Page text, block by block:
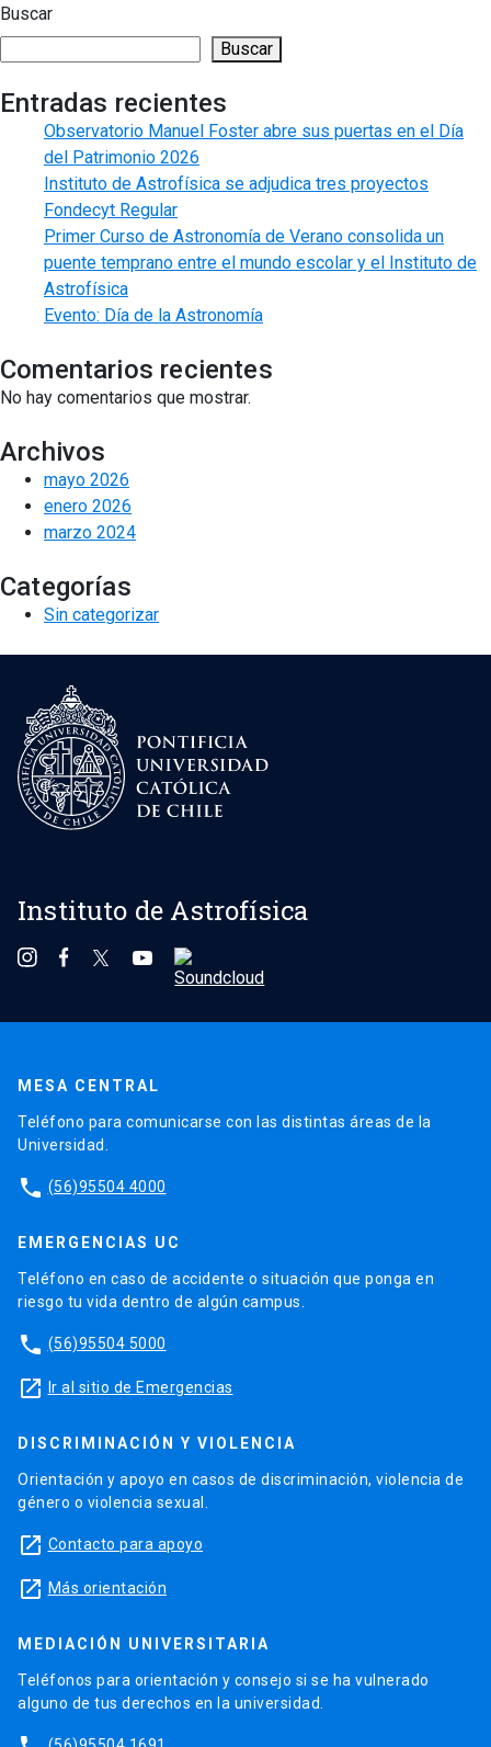
Buscar
Buscar
Entradas recientes
Observatorio Manuel Foster abre sus puertas en el Día
del Patrimonio 2026
Instituto de Astrofísica se adjudica tres proyectos
Fondecyt Regular
Primer Curso de Astronomía de Verano consolida un
puente temprano entre el mundo escolar y el Instituto de
Astrofísica
Evento: Día de la Astronomía
Comentarios recientes
No hay comentarios que mostrar.
Archivos
mayo 2026
enero 2026
marzo 2024
Categorías
Sin categorizar
Instituto de Astrofísica
MESA CENTRAL
Teléfono para comunicarse con las distintas áreas de la
Universidad.
phone (56)95504 4000
EMERGENCIAS UC
Teléfono en caso de accidente o situación que ponga en
riesgo tu vida dentro de algún campus.
phone (56)95504 5000
launch Ir al sitio de Emergencias
DISCRIMINACIÓN Y VIOLENCIA
Orientación y apoyo en casos de discriminación, violencia de
género o violencia sexual.
launch Contacto para apoyo
launch Más orientación
MEDIACIÓN UNIVERSITARIA
Teléfonos para orientación y consejo si se ha vulnerado
alguno de tus derechos en la universidad.